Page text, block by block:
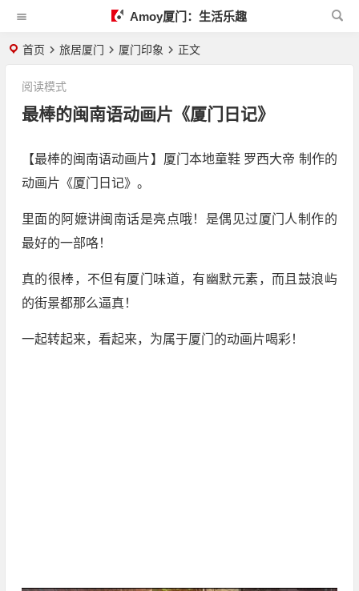
Amoy厦门：生活乐趣
首页 旅居厦门 厦门印象 正文
最棒的闽南语动画片《厦门日记》
阅读模式
【最棒的闽南语动画片】厦门本地童鞋 罗西大帝 制作的
动画片《厦门日记》。
里面的阿嬷讲闽南话是亮点哦！是偶见过厦门人制作的
最好的一部咯！
真的很棒，不但有厦门味道，有幽默元素，而且鼓浪屿
的街景都那么逼真！
一起转起来，看起来，为属于厦门的动画片喝彩！